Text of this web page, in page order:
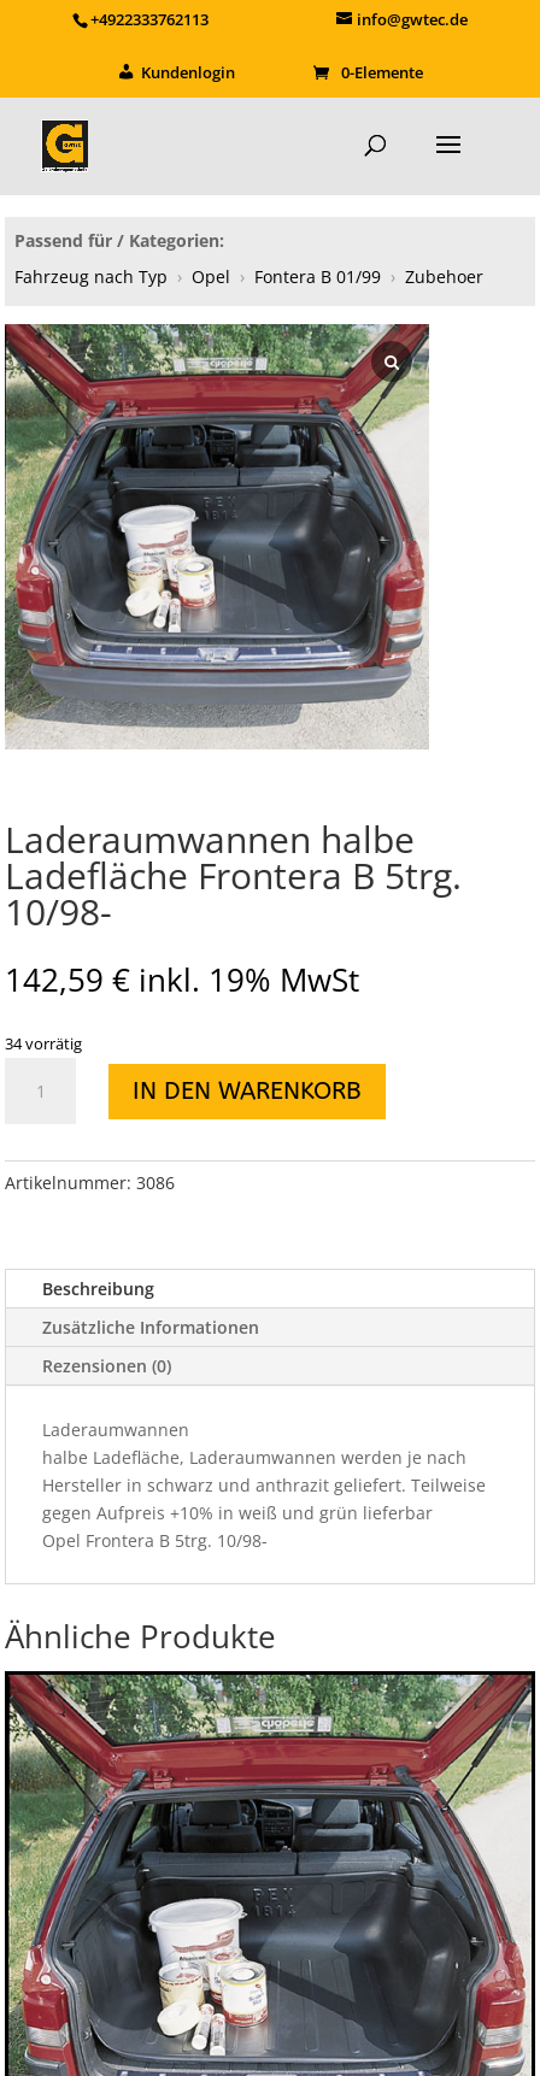
+4922333762113 info@gwtec.de
Kundenlogin 0-Elemente
Passend für / Kategorien:
Fahrzeug nach Typ › Opel › Fontera B 01/99 › Zubehoer
Laderaumwannen halbe
Ladefläche Frontera B 5trg.
10/98-
142,59 € inkl. 19% MwSt
34 vorrätig
Laderaumwannen
halbe
B
Menge
IN DEN WARENKORB
Artikelnummer: 3086
Beschreibung
Zusätzliche Informationen
Rezensionen (0)
Laderaumwannen
halbe Ladefläche, Laderaumwannen werden je nach
Hersteller in schwarz und anthrazit geliefert. Teilweise
gegen Aufpreis +10% in weiß und grün lieferbar
Opel Frontera B 5trg. 10/98-
Ähnliche Produkte